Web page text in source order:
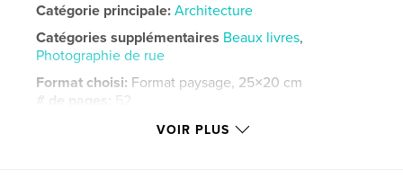
Catégorie principale: Architecture
Catégories supplémentaires Beaux livres,
Photographie de rue
Format choisi: Format paysage, 25×20 cm
# de pages: 52
Date de publication:avril 11, 2026
VOIR PLUS